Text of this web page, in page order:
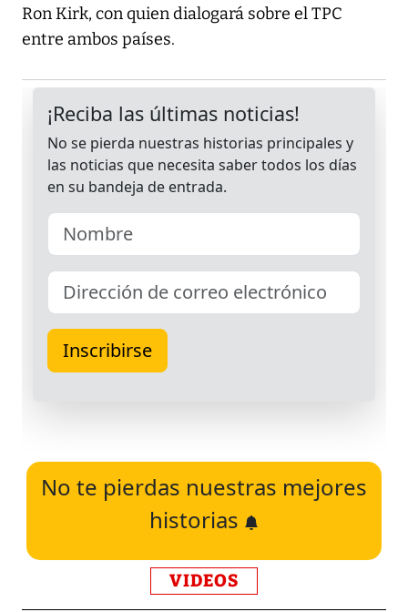
Ron Kirk, con quien dialogará sobre el TPC
entre ambos países.
No te pierdas nuestras mejores
historias
VIDEOS